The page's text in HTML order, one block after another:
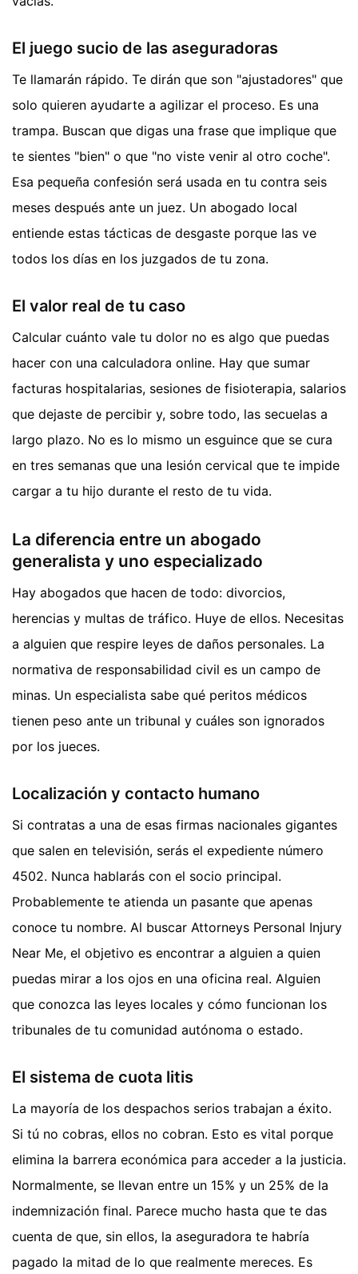
El juego sucio de las aseguradoras
Te llamarán rápido. Te dirán que son "ajustadores" que
solo quieren ayudarte a agilizar el proceso. Es una
trampa. Buscan que digas una frase que implique que
te sientes "bien" o que "no viste venir al otro coche".
Esa pequeña confesión será usada en tu contra seis
meses después ante un juez. Un abogado local
entiende estas tácticas de desgaste porque las ve
todos los días en los juzgados de tu zona.
El valor real de tu caso
Calcular cuánto vale tu dolor no es algo que puedas
hacer con una calculadora online. Hay que sumar
facturas hospitalarias, sesiones de fisioterapia, salarios
que dejaste de percibir y, sobre todo, las secuelas a
largo plazo. No es lo mismo un esguince que se cura
en tres semanas que una lesión cervical que te impide
cargar a tu hijo durante el resto de tu vida.
La diferencia entre un abogado
generalista y uno especializado
Hay abogados que hacen de todo: divorcios,
herencias y multas de tráfico. Huye de ellos. Necesitas
a alguien que respire leyes de daños personales. La
normativa de responsabilidad civil es un campo de
minas. Un especialista sabe qué peritos médicos
tienen peso ante un tribunal y cuáles son ignorados
por los jueces.
Localización y contacto humano
Si contratas a una de esas firmas nacionales gigantes
que salen en televisión, serás el expediente número
4502. Nunca hablarás con el socio principal.
Probablemente te atienda un pasante que apenas
conoce tu nombre. Al buscar Attorneys Personal Injury
Near Me, el objetivo es encontrar a alguien a quien
puedas mirar a los ojos en una oficina real. Alguien
que conozca las leyes locales y cómo funcionan los
tribunales de tu comunidad autónoma o estado.
El sistema de cuota litis
La mayoría de los despachos serios trabajan a éxito.
Si tú no cobras, ellos no cobran. Esto es vital porque
elimina la barrera económica para acceder a la justicia.
Normalmente, se llevan entre un 15% y un 25% de la
indemnización final. Parece mucho hasta que te das
cuenta de que, sin ellos, la aseguradora te habría
pagado la mitad de lo que realmente mereces. Es